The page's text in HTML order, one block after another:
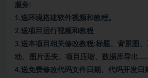
服务:
1.送环境搭建软件视频和教程。
2.送项目运行视频和教程
3.送本项目相关修改教程:标题、背景图
动、图片丢失、项目压缩、数据库导出
4.送免费修改代码文件日期、代码开发日